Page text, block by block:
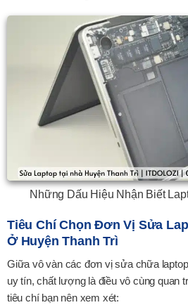
Những Dấu Hiệu Nhận Biết
Tiêu Chí Chọn Đơn Vị Sửa
Ở Huyện Thanh Trì
Giữa vô vàn các đơn vị sửa chữa
uy tín, chất lượng là điều vô cùng quan
tiêu chí bạn nên xem xét: